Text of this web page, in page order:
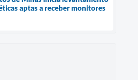
aptas a receber monitores